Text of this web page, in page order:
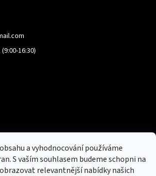
a vyhodnocování používáme
S vaším souhlasem budeme schopni na
relevantnější nabídky našich
16:30)